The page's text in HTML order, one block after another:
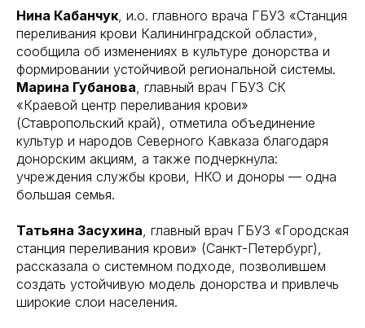
Нина Кабанчук , и.о. главного врача ГБУЗ «Станция
переливания крови Калининградской области»,
сообщила об изменениях в культуре донорства и
формировании устойчивой региональной системы.
Марина Губанова , главный врач ГБУЗ СК
«Краевой центр переливания крови»
(Ставропольский край), отметила объединение
культур и народов Северного Кавказа благодаря
донорским акциям, а также подчеркнула:
учреждения службы крови, НКО и доноры — одна
большая семья.
Татьяна Засухина , главный врач ГБУЗ «Городская
станция переливания крови» (Санкт-Петербург),
рассказала о системном подходе, позволившем
создать устойчивую модель донорства и привлечь
широкие слои населения.